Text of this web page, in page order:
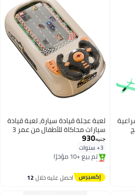
لعبة عجلة قيادة سيارة، لعبة قيادة
سيارات محاكاة للأطفال من عمر 3
سنوات فما فوق
جنيه930
3+ سنوات
أقل سعر في 7 يوم
توصيل مجاني
تم بيع +10 مؤخرًا
أقل سعر في 7 يوماحصل عليه خلال12